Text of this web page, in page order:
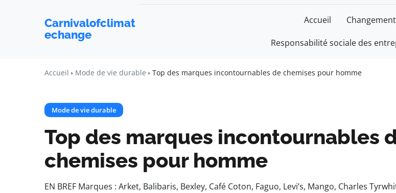
Carnivalofclimat
echange
Accueil
Responsabilité sociale des
Accueil Mode de vie durable Top des marques incontournables de chemises pour homme
Mode de vie durable
Top des marques incontournables
chemises pour homme
EN BREF Marques : Arket, Balibaris, Bexley, Café Coton, Faguo, Levi’s, Mango, Charles